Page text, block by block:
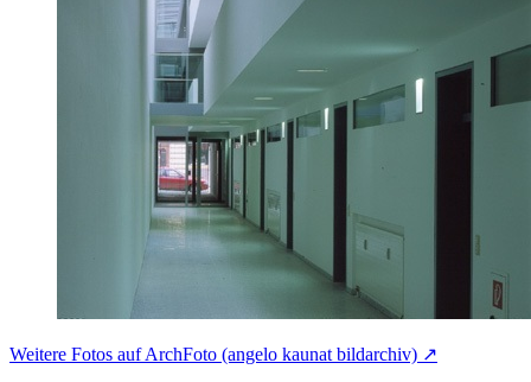
Weitere Fotos auf ArchFoto (angelo kaunat bildarchiv) ↗